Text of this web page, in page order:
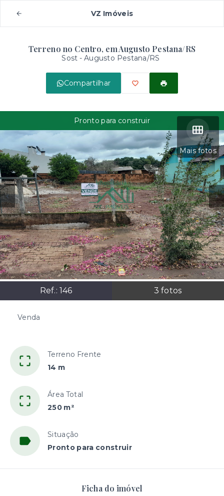
VZ Imóveis
Terreno no Centro, em Augusto Pestana/RS
Sost - Augusto Pestana/RS
Compartilhar
Mais fotos
Ref.: 146 3 fotos
Pronto para construir
Venda
Terreno Frente
14 m
Área Total
250 m²
Situação
Pronto para construir
Ficha do imóvel